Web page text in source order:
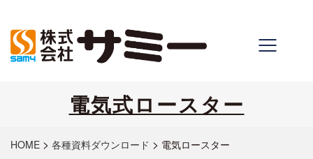
電気式ロースター
HOME > 各種資料ダウンロード > 電気ロースター